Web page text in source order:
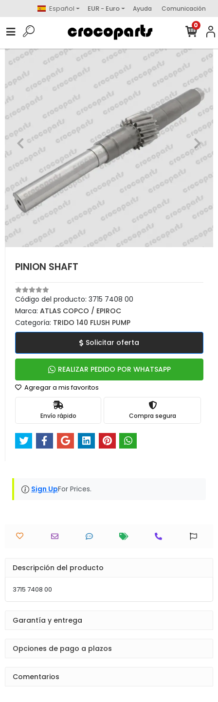
Español EUR - Euro Ayuda Comunicación
0
PINION SHAFT
Código del producto: 3715 7408 00
Marca: ATLAS COPCO / EPIROC
Categoría: TRIDO 140 FLUSH PUMP
Solicitar oferta
REALIZAR PEDIDO POR WHATSAPP
Agregar a mis favoritos
Envío rápido Compra segura
Sign UpFor Prices.
Descripción del producto
3715 7408 00
Garantía y entrega
Opciones de pago a plazos
Comentarios